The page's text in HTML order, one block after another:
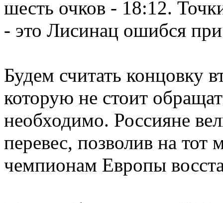
шесть очков - 18:12.
- это Лисинац ошибся
Будем считать концовку
которую не стоит
необходимо. Россияне
перевес, позволив на
чемпионам Европы